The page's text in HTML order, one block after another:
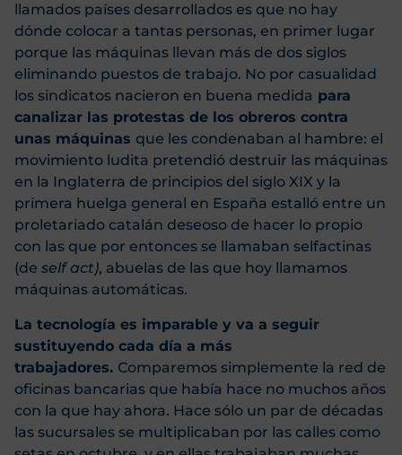
llamados países desarrollados es que no hay
dónde colocar a tantas personas, en primer lugar
porque las máquinas llevan más de dos siglos
eliminando puestos de trabajo. No por casualidad
los sindicatos nacieron en buena medida para
canalizar las protestas de los obreros contra
unas máquinas que les condenaban al hambre: el
movimiento ludita pretendió destruir las máquinas
en la Inglaterra de principios del siglo XIX y la
primera huelga general en España estalló entre un
proletariado catalán deseoso de hacer lo propio
con las que por entonces se llamaban selfactinas
(de self act), abuelas de las que hoy llamamos
máquinas automáticas.
La tecnología es imparable y va a seguir
sustituyendo cada día a más
trabajadores. Comparemos simplemente la red de
oficinas bancarias que había hace no muchos años
con la que hay ahora. Hace sólo un par de décadas
las sucursales se multiplicaban por las calles como